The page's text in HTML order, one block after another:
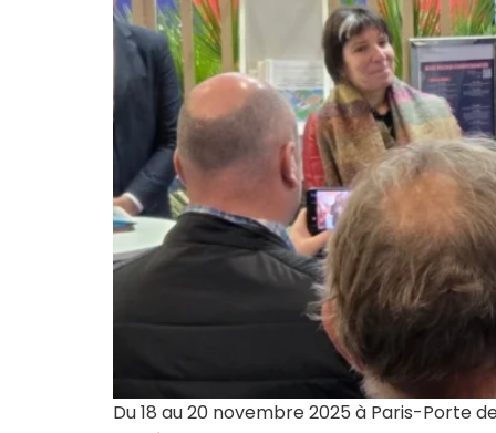
Du 18 au 20 novembre 2025 à Paris-Porte